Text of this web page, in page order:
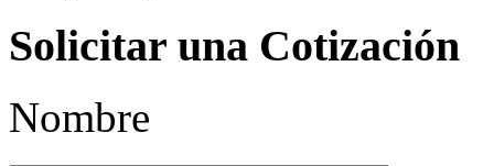
Solicitar una Cotización
Nombre